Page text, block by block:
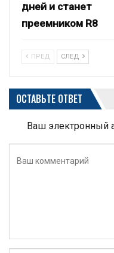
дней и станет
преемником R8
ПРЕД СЛЕД
ОСТАВЬТЕ ОТВЕТ
Ваш электронный